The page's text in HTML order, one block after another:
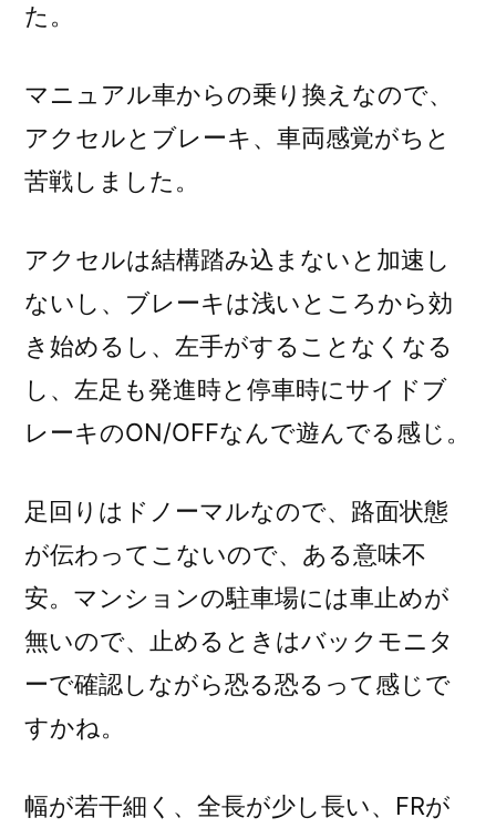
た。
マニュアル車からの乗り換えなので、
アクセルとブレーキ、車両感覚がちと
苦戦しました。
アクセルは結構踏み込まないと加速し
ないし、ブレーキは浅いところから効
き始めるし、左手がすることなくなる
し、左足も発進時と停車時にサイドブ
レーキのON/OFFなんで遊んでる感じ。
足回りはドノーマルなので、路面状態
が伝わってこないので、ある意味不
安。マンションの駐車場には車止めが
無いので、止めるときはバックモニタ
ーで確認しながら恐る恐るって感じで
すかね。
幅が若干細く、全長が少し長い、FRが